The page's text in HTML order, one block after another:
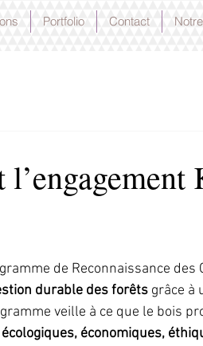
Portfolio Contact
de Reconnaissance
durable des forêts grâce à
veille à ce que le bois
écologiques, économiques,